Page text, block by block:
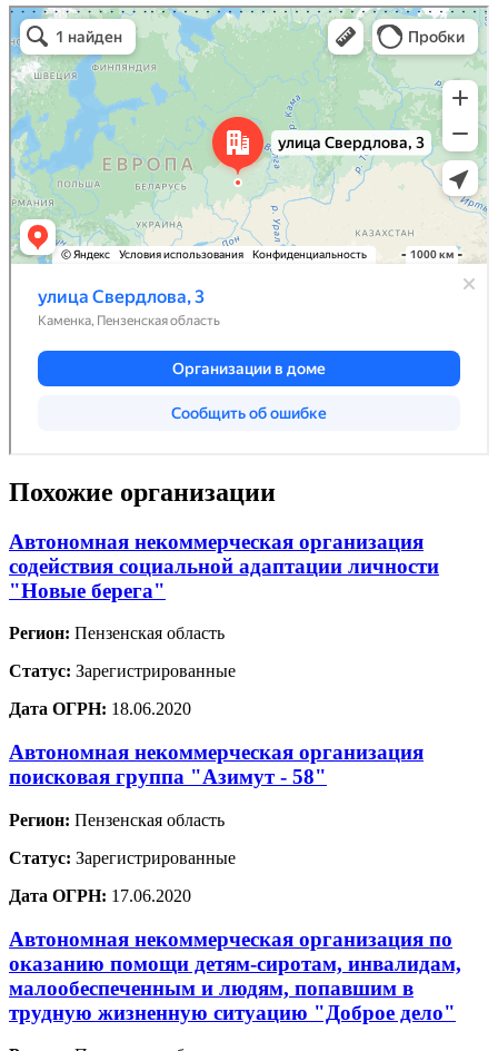
Похожие организации
Автономная некоммерческая организация
содействия социальной адаптации личности
"Новые берега"
Регион: Пензенская область
Статус: Зарегистрированные
Дата ОГРН: 18.06.2020
Автономная некоммерческая организация
поисковая группа "Азимут - 58"
Регион: Пензенская область
Статус: Зарегистрированные
Дата ОГРН: 17.06.2020
Автономная некоммерческая организация по
оказанию помощи детям-сиротам, инвалидам,
малообеспеченным и людям, попавшим в
трудную жизненную ситуацию "Доброе дело"